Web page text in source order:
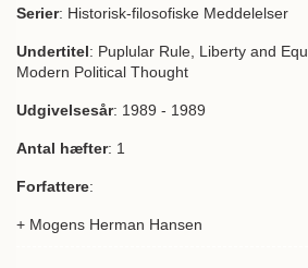
Serier: Historisk-filosofiske Meddelelser
Undertitel: Puplular Rule, Liberty and
Modern Political Thought
Udgivelsesår: 1989 - 1989
Antal hæfter: 1
Forfattere:
+ Mogens Herman Hansen